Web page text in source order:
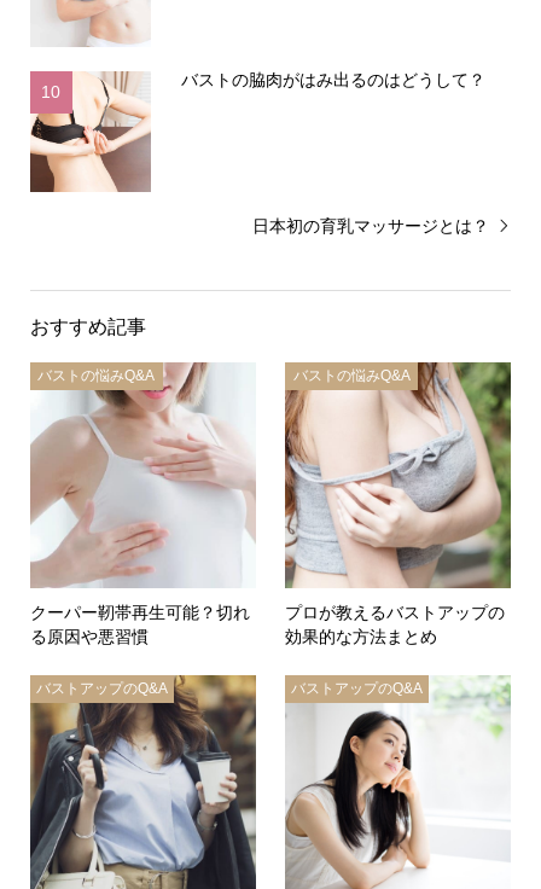
10
バストの脇肉がはみ出るのはどうして？
日本初の育乳マッサージとは？
おすすめ記事
バストの悩みQ&A
クーパー靭帯再生可能？切れ
る原因や悪習慣
バストの悩みQ&A
プロが教えるバストアップの
効果的な方法まとめ
バストアップのQ&A バストアップのQ&A